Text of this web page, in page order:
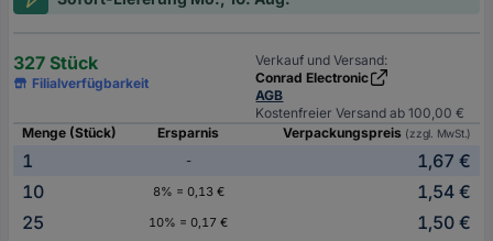
327 Stück
Filialverfügbarkeit
Verkauf und Versand:
Conrad Electronic
AGB
Kostenfreier Versand ab 100,00 €
Menge (Stück)
Ersparnis Verpackungspreis (zzgl. MwSt.)
1 -
1,67 €
10
8% = 0,13 €
1,54 €
25
10% = 0,17 €
1,50 €